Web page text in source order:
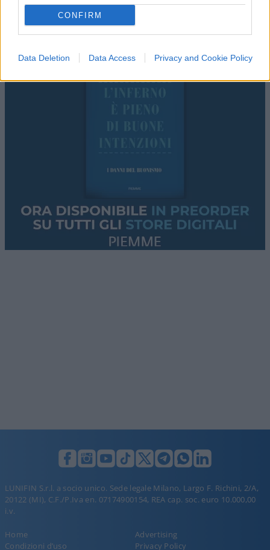
CONFIRM
Data Deletion Data Access Privacy and Cookie Policy
LUNIFIN S.r.l. a socio unico. Sede legale Milano, Largo F. Richini, 2/A,
20122 (MI), C.F./P.Iva en. 07174900154, REA cap. soc. euro 10.000,00
i.v.
Home
Advertising
Condizioni d’uso
Privacy Policy